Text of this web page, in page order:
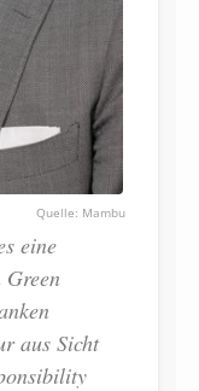
Mambu
eine
aus Sicht